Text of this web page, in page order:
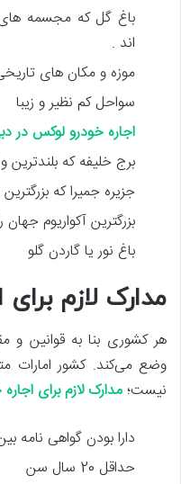
باغ گل که مجسمه
اند .
موزه و مکان های
سواحل کم نظیر و زیبا
اجاره خودرو لوکس در
برج خلیفه که
جزیره جمیرا که
بزرگترین آکواریوم
باغ نور یا گاردن گلو
مدارک لازم
هر کشوری بنا به قوانین و
وضع می‌کند. کشور امارات
نیست؛ مدارک لازم برای
دارا بودن گواهی نامه
حداقل 20 سال سن